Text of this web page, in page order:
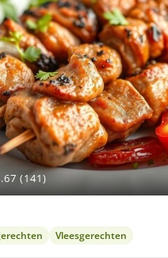
(141)
Vleesgerechten